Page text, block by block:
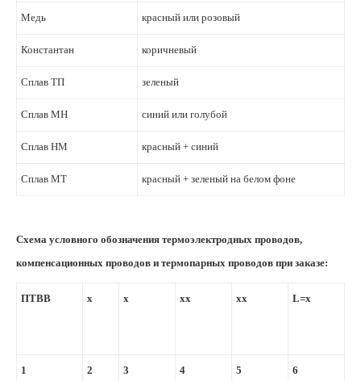
Медь красный или розовый
Константан коричневый
Сплав ТП зеленый
Сплав МН синий или голубой
Сплав НМ красный + синий
Сплав МТ красный + зеленый на белом фоне
Схема условного обозначения термоэлектродных проводов,
компенсационных проводов и термопарных проводов при заказе:
ПТВВ х х хх хх L=х
1 2 3 4 5 6